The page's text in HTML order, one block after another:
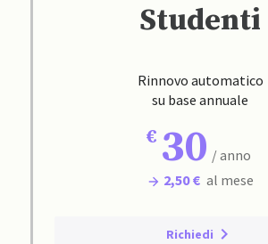
Studenti
Rinnovo automatico
su base annuale
30 / anno
2,50 € al mese
Richiedi